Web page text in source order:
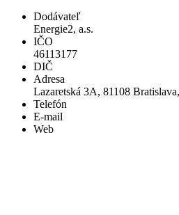
Dodávateľ
Energie2, a.s.
IČO
46113177
DIČ
Adresa
Lazaretská 3A, 81108
Telefón
E-mail
Web